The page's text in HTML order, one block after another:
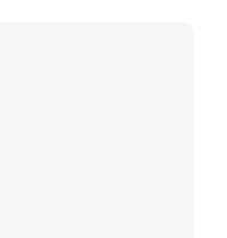
de techniques
en exister d’autres